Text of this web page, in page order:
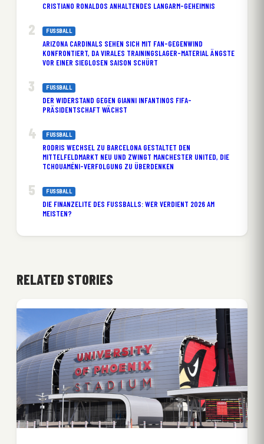
CRISTIANO RONALDOS ANHALTENDES LANGARM-GEHEIMNIS
FUSSBALL
ARIZONA CARDINALS SEHEN SICH MIT FAN-GEGENWIND
KONFRONTIERT, DA VIRALES TRAININGSLAGER-MATERIAL ÄNGSTE
VOR EINER SIEGLOSEN SAISON SCHÜRT
FUSSBALL
DER WIDERSTAND GEGEN GIANNI INFANTINOS FIFA-
PRÄSIDENTSCHAFT WÄCHST
FUSSBALL
RODRIS WECHSEL ZU BARCELONA GESTALTET DEN
MITTELFELDMARKT NEU UND ZWINGT MANCHESTER UNITED, DIE
TCHOUAMÉNI-VERFOLGUNG ZU ÜBERDENKEN
FUSSBALL
DIE FINANZELITE DES FUSSBALLS: WER VERDIENT 2026 AM M
EISTEN?
RELATED STORIES